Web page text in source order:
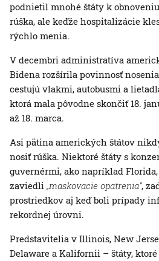
podnietil mnohé štáty k
rúška, ale keďže hospitalizácie
rýchlo menia.
V decembri administratíva
Bidena rozšírila povinnosť
cestujú vlakmi, autobusmi a
ktorá mala pôvodne skončiť 18.
až 18. marca.
Asi pätina amerických štátov
nosiť rúška. Niektoré štáty s
guvernérmi, ako napríklad
zaviedli „maskovacie opatrenia“,
prostriedkov aj keď boli prípady
rekordnej úrovni.
Predstavitelia v Illinois, New
Delaware a Kalifornii – štáty,